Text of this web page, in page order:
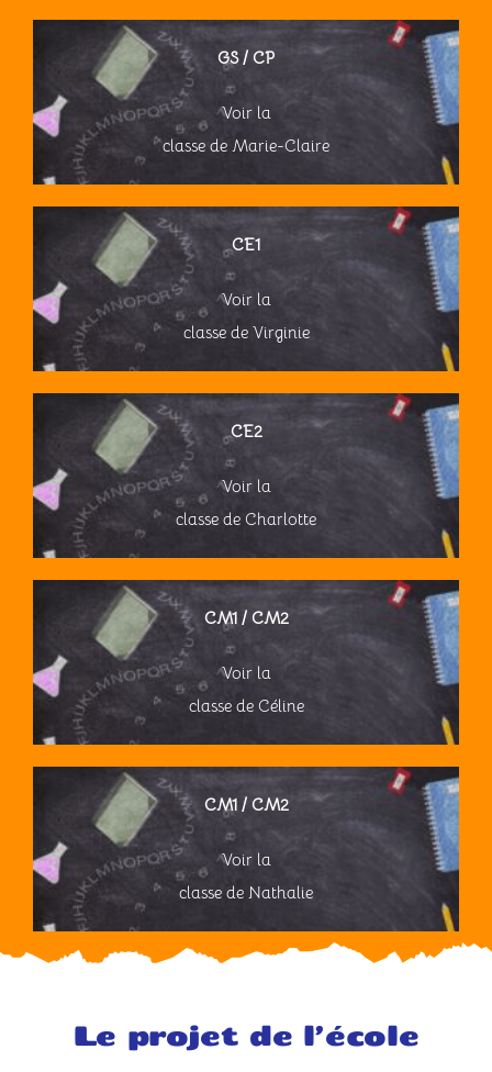
GS / CP
Voir la
classe de Marie-Claire
CE1
Voir la
classe de Virginie
CE2
Voir la
classe de Charlotte
CM1 / CM2
Voir la
classe de Céline
CM1 / CM2
Voir la
classe de Nathalie
Le projet de l’école